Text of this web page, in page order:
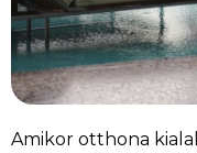
Amikor otthona